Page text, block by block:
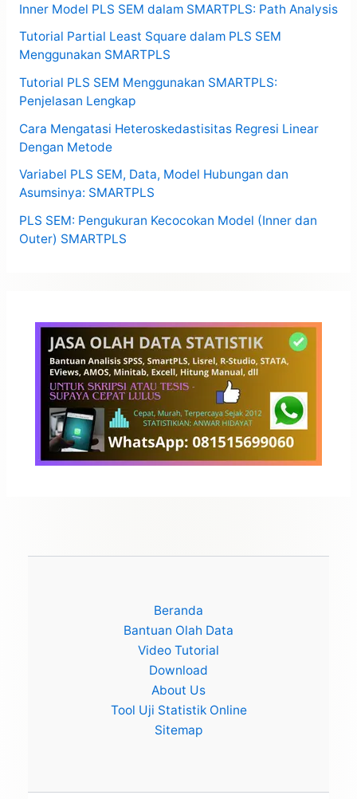
Inner Model PLS SEM dalam SMARTPLS: Path Analysis
Tutorial Partial Least Square dalam PLS SEM
Menggunakan SMARTPLS
Tutorial PLS SEM Menggunakan SMARTPLS:
Penjelasan Lengkap
Cara Mengatasi Heteroskedastisitas Regresi Linear
Dengan Metode
Variabel PLS SEM, Data, Model Hubungan dan
Asumsinya: SMARTPLS
PLS SEM: Pengukuran Kecocokan Model (Inner dan
Outer) SMARTPLS
Beranda
Bantuan Olah Data
Video Tutorial
Download
About Us
Tool Uji Statistik Online
Sitemap